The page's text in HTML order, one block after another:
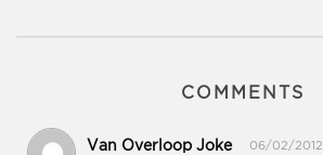
COMMENTS
Van Overloop Joke 06/02/2012